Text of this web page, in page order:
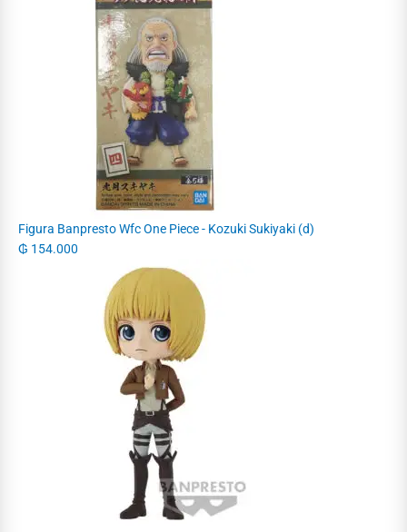
Figura Banpresto Wfc One Piece - Kozuki Sukiyaki (d)
₲ 154.000